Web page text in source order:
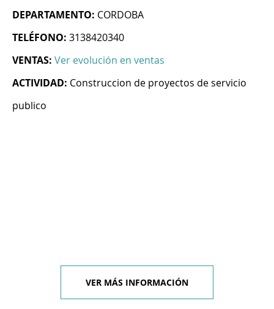
DEPARTAMENTO: CORDOBA
TELÉFONO: 3138420340
VENTAS: Ver evolución en ventas
ACTIVIDAD: Construccion de proyectos de servicio
publico
VER MÁS INFORMACIÓN